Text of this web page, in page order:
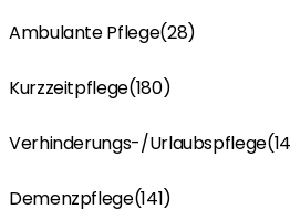
Ambulante Pflege(28)
Kurzzeitpflege(180)
Verhinderungs-/Urlaubspflege
Demenzpflege(141)